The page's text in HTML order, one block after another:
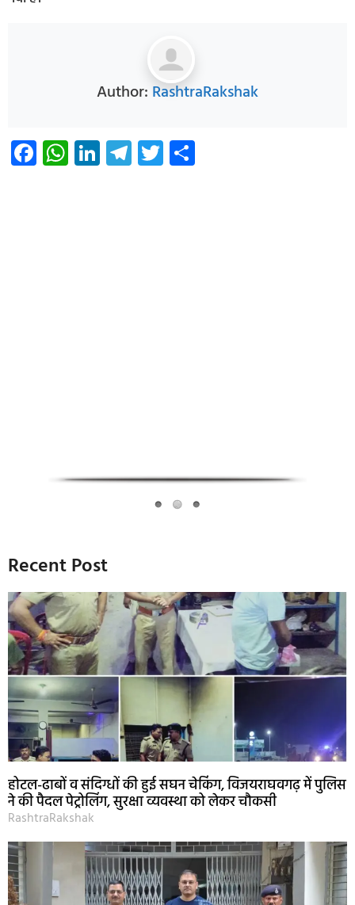
Author: RashtraRakshak
Facebook
WhatsApp
LinkedIn
Telegram
Twitter
Recent Post
होटल-ढाबों व संदिग्धों की हुई सघन चेकिंग, विजयराघवगढ़ में पुलिस
ने की पैदल पेट्रोलिंग, सुरक्षा व्यवस्था को लेकर चौकसी
RashtraRakshak